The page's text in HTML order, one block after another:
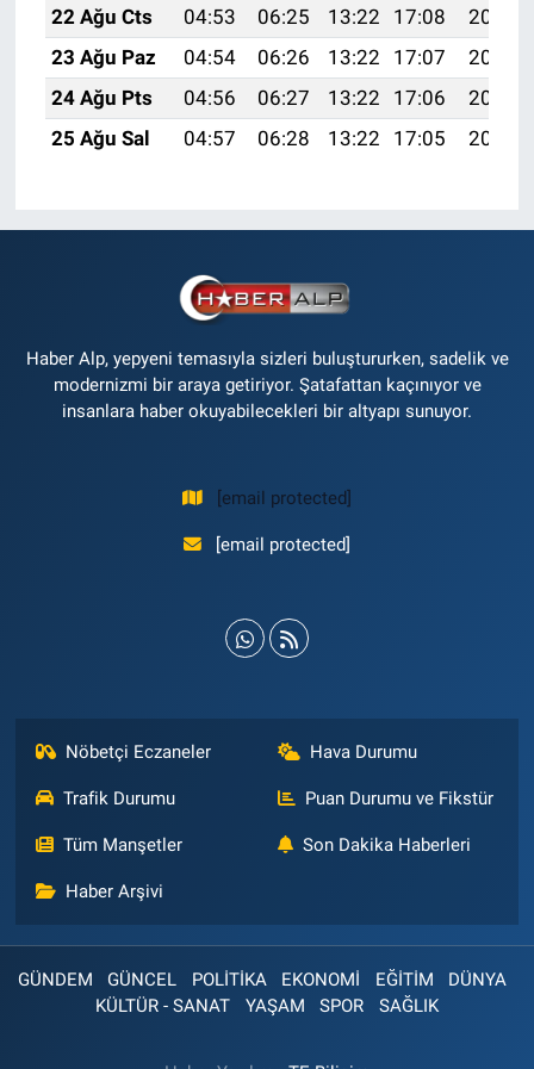
22 Ağu Cts
04:53 06:25 13:22 17:08
20:10
23 Ağu Paz
04:54 06:26 13:22 17:07
20:08
24 Ağu Pts
04:56 06:27 13:22 17:06
20:07
25 Ağu Sal
04:57 06:28 13:22 17:05 20:05
Haber Alp, yepyeni temasıyla sizleri buluştururken, sadelik ve
modernizmi bir araya getiriyor. Şatafattan kaçınıyor ve
insanlara haber okuyabilecekleri bir altyapı sunuyor.
[email protected]
[email protected]
Nöbetçi Eczaneler Hava Durumu
Trafik Durumu Puan Durumu ve Fikstür
Tüm Manşetler Son Dakika Haberleri
Haber Arşivi
GÜNDEM GÜNCEL POLİTİKA EKONOMİ EĞİTİM
DÜNYA
KÜLTÜR - SANAT
YAŞAM SPOR SAĞLIK